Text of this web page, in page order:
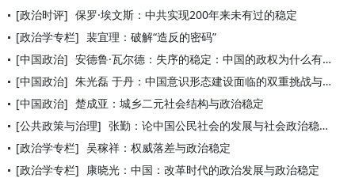
[政治时评] 保罗·埃文斯：中共实现200年来未有过的稳定
[政治学专栏] 裴宜理：破解“造反的密码”
[中国政治] 安德鲁·瓦尔德：失序的稳定：中国的政权为什么有力量
[中国政治] 朱光磊 于丹：中国意识形态建设面临的双重挑战与政治稳定
[中国政治] 楚成亚：城乡二元社会结构与政治稳定
[公共政策与治理] 张勤：论中国公民社会的发展与社会政治稳定
[政治学专栏] 吴稼祥：权威落差与政治稳定
[政治学专栏] 康晓光：中国：改革时代的政治发展与政治稳定